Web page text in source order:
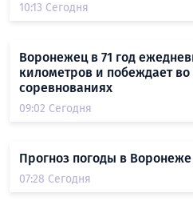
10:13 Сегодня
Воронежец в 71 год
километров и побеждает
соревнованиях
09:02 Сегодня
Прогноз погоды в Воронеже
07:28 Сегодня